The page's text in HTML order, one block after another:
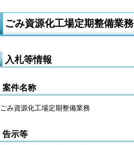
ごみ資源化工場定期整備業務
入札等情報
案件名称
ごみ資源化工場定期整備業務
告示等